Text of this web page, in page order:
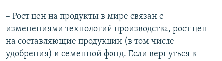
– Рост цен на продукты в мире связан с
изменениями технологий производства, рост цен
на составляющие продукции (в том числе
удобрения) и семенной фонд. Если вернуться в